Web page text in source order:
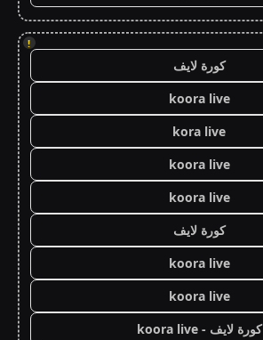
!
كورة لايف
koora live
kora live
koora live
koora live
كورة لايف
koora live
koora live
كورة لايف - koora live